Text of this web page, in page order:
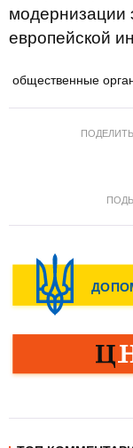
модернизации
европейской
общественные